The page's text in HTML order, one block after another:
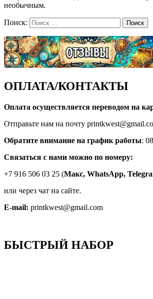
необычным.
Поиск: Поиск
ОПЛАТА/КОНТАКТЫ
Оплата осуществляется переводом на
Отправьте нам на почту
Обратите внимание на график работы:
Связаться с нами можно по номеру:
+7 916 506 03 25 (Макс, WhatsApp,
или через чат на сайте.
E-mail: printkwest@gmail.com
БЫСТРЫЙ НАБОР